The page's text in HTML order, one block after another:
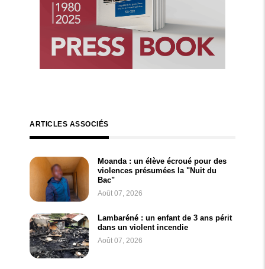
ARTICLES ASSOCIÉS
Moanda : un élève écroué pour des
violences présumées la "Nuit du
Bac"
Août 07, 2026
Lambaréné : un enfant de 3 ans périt
dans un violent incendie
Août 07, 2026